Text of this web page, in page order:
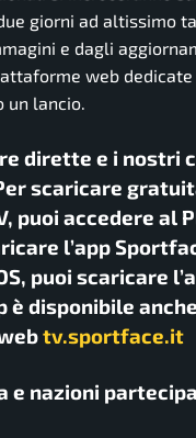
giorni ad altissimo
e dagli
web dedicate
un lancio.
dirette e i nostri
scaricare
puoi accedere al
l’app
puoi scaricare
è disponibile
tv.sportface.it
e nazioni